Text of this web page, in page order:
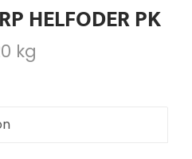
HELFODER PK
kg